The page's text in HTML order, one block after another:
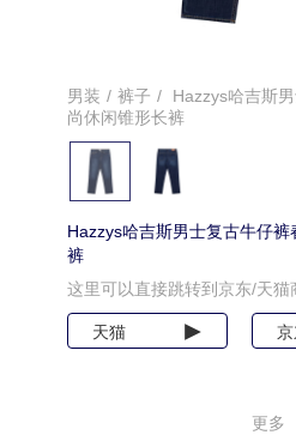
男装 / 裤子 /
Hazzys哈吉斯
尚休闲锥形长裤
Hazzys哈吉斯男士复古牛仔
裤
这里可以直接跳转到京东/天猫
天猫
更多